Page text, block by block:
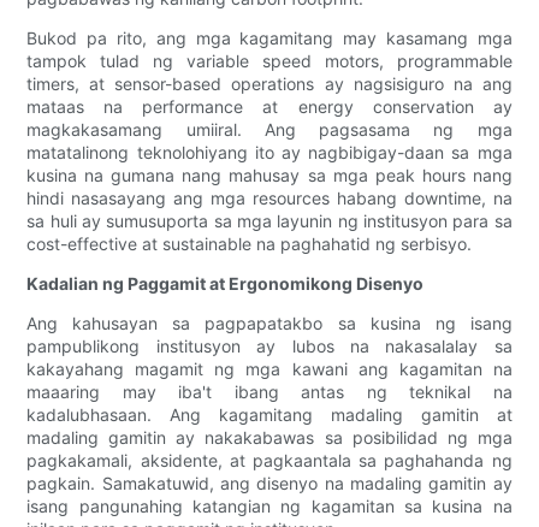
Bukod pa rito, ang mga kagamitang may kasamang mga
tampok tulad ng variable speed motors, programmable
timers, at sensor-based operations ay nagsisiguro na ang
mataas na performance at energy conservation ay
magkakasamang umiiral. Ang pagsasama ng mga
matatalinong teknolohiyang ito ay nagbibigay-daan sa mga
kusina na gumana nang mahusay sa mga peak hours nang
hindi nasasayang ang mga resources habang downtime, na
sa huli ay sumusuporta sa mga layunin ng institusyon para sa
cost-effective at sustainable na paghahatid ng serbisyo.
Kadalian ng Paggamit at Ergonomikong Disenyo
Ang kahusayan sa pagpapatakbo sa kusina ng isang
pampublikong institusyon ay lubos na nakasalalay sa
kakayahang magamit ng mga kawani ang kagamitan na
maaaring may iba't ibang antas ng teknikal na
kadalubhasaan. Ang kagamitang madaling gamitin at
madaling gamitin ay nakakabawas sa posibilidad ng mga
pagkakamali, aksidente, at pagkaantala sa paghahanda ng
pagkain. Samakatuwid, ang disenyo na madaling gamitin ay
isang pangunahing katangian ng kagamitan sa kusina na